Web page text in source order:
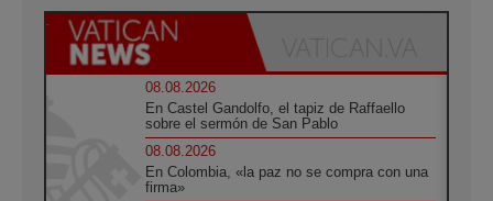
08.08.2026
En Castel Gandolfo, el tapiz de Raffaello
sobre el sermón de San Pablo
08.08.2026
En Colombia, «la paz no se compra con una
firma»